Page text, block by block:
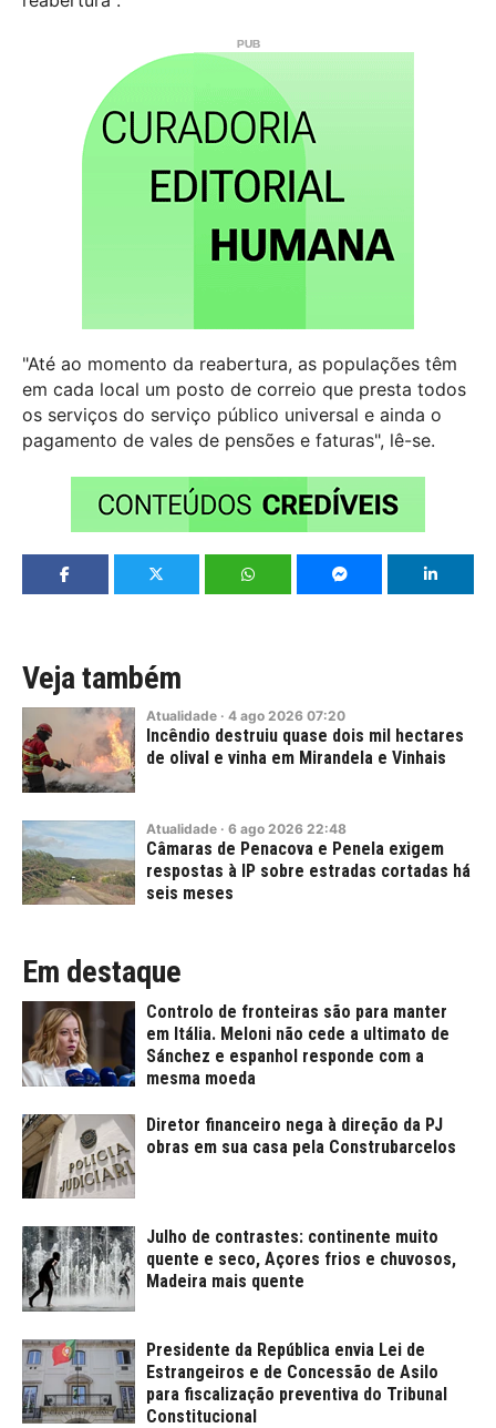
"Até ao momento da reabertura, as populações têm
em cada local um posto de correio que presta todos
os serviços do serviço público universal e ainda o
pagamento de vales de pensões e faturas", lê-se.
Veja também
Atualidade · 4 ago 2026 07:20
Incêndio destruiu quase dois mil hectares
de olival e vinha em Mirandela e Vinhais
Atualidade · 6 ago 2026 22:48
Câmaras de Penacova e Penela exigem
respostas à IP sobre estradas cortadas há
seis meses
Em destaque
Controlo de fronteiras são para manter
em Itália. Meloni não cede a ultimato de
Sánchez e espanhol responde com a
mesma moeda
Diretor financeiro nega à direção da PJ
obras em sua casa pela Construbarcelos
Julho de contrastes: continente muito
quente e seco, Açores frios e chuvosos,
Madeira mais quente
Presidente da República envia Lei de
Estrangeiros e de Concessão de Asilo
para fiscalização preventiva do Tribunal
Constitucional